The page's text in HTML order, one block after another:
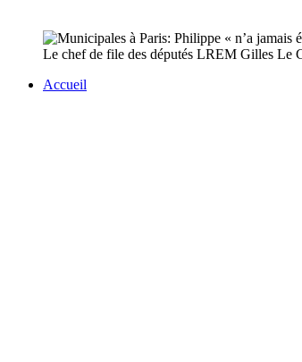
Le chef de file des députés LREM Gilles Le
Accueil